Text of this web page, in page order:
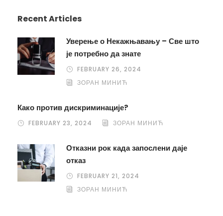
Recent Articles
Уверење о Некажњавању – Све што
је потребно да знате
FEBRUARY 26, 2024
ЗОРАН МИНИЋ
Како против дискриминације?
FEBRUARY 23, 2024 ЗОРАН МИНИЋ
Отказни рок када запослени даје
отказ
FEBRUARY 21, 2024
ЗОРАН МИНИЋ